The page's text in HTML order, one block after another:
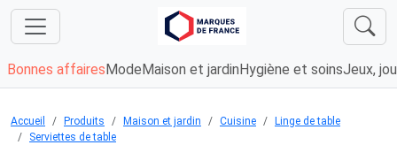
Bonnes affaires Mode Maison et jardin Hygiène et soinsJeux,
Accueil Produits Maison et jardin Cuisine
Linge de table
Serviettes de table